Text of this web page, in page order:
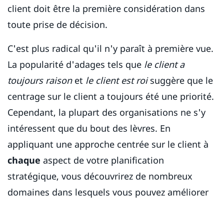
client doit être la première considération dans
toute prise de décision.
C'est plus radical qu'il n'y paraît à première vue.
La popularité d'adages tels que le client a
toujours raisonet le client est roisuggère que le
centrage sur le client a toujours été une priorité.
Cependant, la plupart des organisations ne s'y
intéressent que du bout des lèvres. En
appliquant une approche centrée sur le client à
chaque aspect de votre planification
stratégique, vous découvrirez de nombreux
domaines dans lesquels vous pouvez améliorer